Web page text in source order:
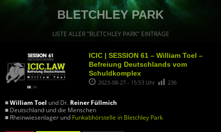
BLETCHLEY PARK
LISTE ALLER "BLETCHLEY PARK" EINTRÄGE
ICIC | SESSION 61 – William Toel –
Befreiung Deutschlands vom
Schuldkomplex
2023-08-27 - 15:53 Uhr 236
■William Toel und Dr. Reiner Füllmich
■ Deutschland und die Menschen
■ Rheinwiesenlager und Funkabhörstelle in Bletchley Park